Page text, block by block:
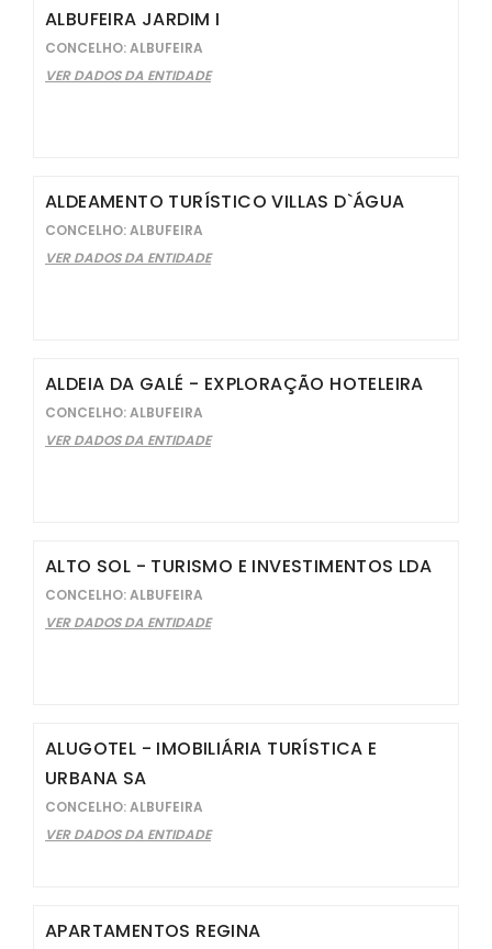
ALBUFEIRA JARDIM I
CONCELHO: ALBUFEIRA
VER DADOS DA ENTIDADE
ALDEAMENTO TURÍSTICO VILLAS D`ÁGUA
CONCELHO: ALBUFEIRA
VER DADOS DA ENTIDADE
ALDEIA DA GALÉ - EXPLORAÇÃO HOTELEIRA
CONCELHO: ALBUFEIRA
VER DADOS DA ENTIDADE
ALTO SOL - TURISMO E INVESTIMENTOS LDA
CONCELHO: ALBUFEIRA
VER DADOS DA ENTIDADE
ALUGOTEL - IMOBILIÁRIA TURÍSTICA E
URBANA SA
CONCELHO: ALBUFEIRA
VER DADOS DA ENTIDADE
APARTAMENTOS REGINA